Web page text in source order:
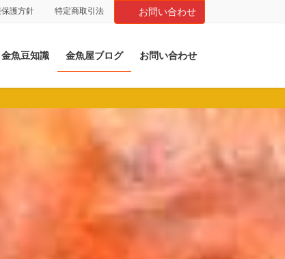
護方針 特定商取引法 お問い合わせ
金魚豆知識 金魚屋ブログ お問い合わせ